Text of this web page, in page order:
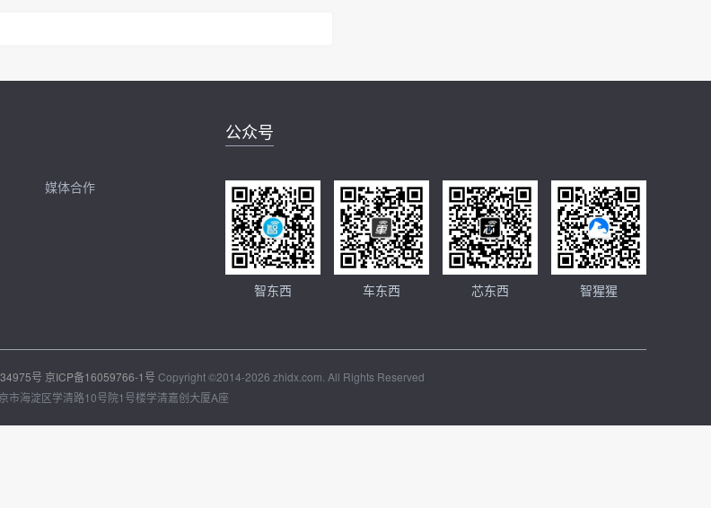
媒体合作
扫码加我直接开聊
公众号
智东西 车东西 芯东西 智猩猩
号 京ICP备16059766-1号 Copyright ©2014-2026 zhidx.com. All Rights Reserved
市海淀区学清路10号院1号楼学清嘉创大厦A座